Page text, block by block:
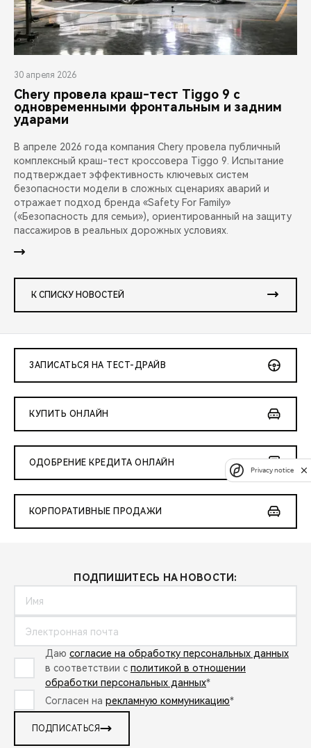
30 апреля 2026
Chery провела краш-тест Tiggo 9 с
одновременными фронтальным и задним
ударами
В апреле 2026 года компания Chery провела публичный
комплексный краш-тест кроссовера Tiggo 9. Испытание
подтверждает эффективность ключевых систем
безопасности модели в сложных сценариях аварий и
отражает подход бренда «Safety For Family»
(«Безопасность для семьи»), ориентированный на защиту
пассажиров в реальных дорожных условиях.
К СПИСКУ НОВОСТЕЙ
ЗАПИСАТЬСЯ НА ТЕСТ-ДРАЙВ
КУПИТЬ ОНЛАЙН
ОДОБРЕНИЕ КРЕДИТА ОНЛАЙН
КОРПОРАТИВНЫЕ ПРОДАЖИ
ПОДПИШИТЕСЬ НА НОВОСТИ:
Даю согласие на обработку персональных данных
в соответствии с политикой в отношении
обработки персональных данных*
Согласен на рекламную коммуникацию*
ПОДПИСАТЬСЯ
Privacy notice